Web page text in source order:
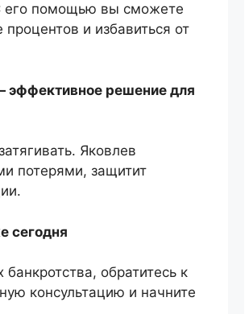
его помощью вы сможете
и избавиться от
эффективное решение для
Яковлев
потерями, защитит
сегодня
обратитесь к
консультацию и начните